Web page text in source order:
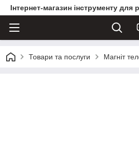
Інтернет-магазин інструменту
Товари та послуги Магніт